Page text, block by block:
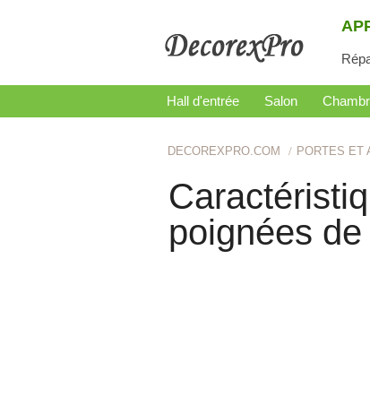
Hall d'entrée Salon
DECOREXPRO.COM PORTES ET
poignées